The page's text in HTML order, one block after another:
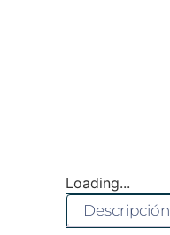
Loading...
Descripción